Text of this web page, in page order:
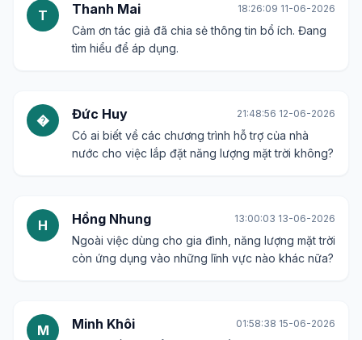
T Thanh Mai 18:26:09 11-06-2026
Cảm ơn tác giả đã chia sẻ thông tin bổ ích. Đang
tìm hiểu để áp dụng.
� Đức Huy 21:48:56 12-06-2026
Có ai biết về các chương trình hỗ trợ của nhà
nước cho việc lắp đặt năng lượng mặt trời không?
H Hồng Nhung 13:00:03 13-06-2026
Ngoài việc dùng cho gia đình, năng lượng mặt trời
còn ứng dụng vào những lĩnh vực nào khác nữa?
M Minh Khôi 01:58:38 15-06-2026